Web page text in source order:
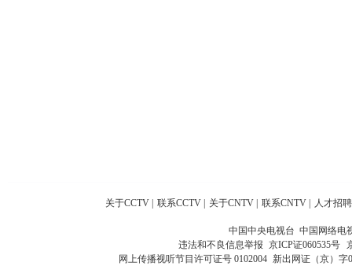
关于CCTV | 联系CCTV | 关于CNTV | 联系CNTV | 人才招聘
中国中央电视台 中国网络电
违法和不良信息举报 京ICP证060535号
网上传播视听节目许可证号 0102004 新出网证（京）